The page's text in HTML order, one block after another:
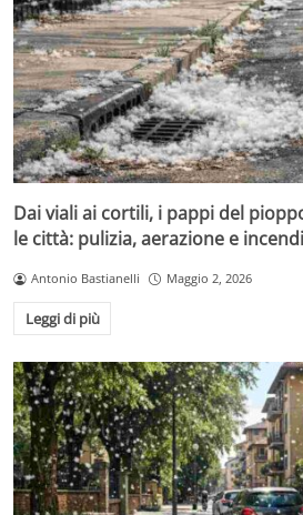
Dai viali ai cortili, i pappi del
le città: pulizia, aerazione e incendi
Antonio Bastianelli Maggio 2, 2026
Leggi di più